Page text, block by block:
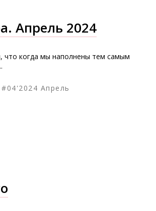
Апрель 2024
что когда мы наполнены тем самым
#04'2024 Апрель
Вечер в стиле вестерн